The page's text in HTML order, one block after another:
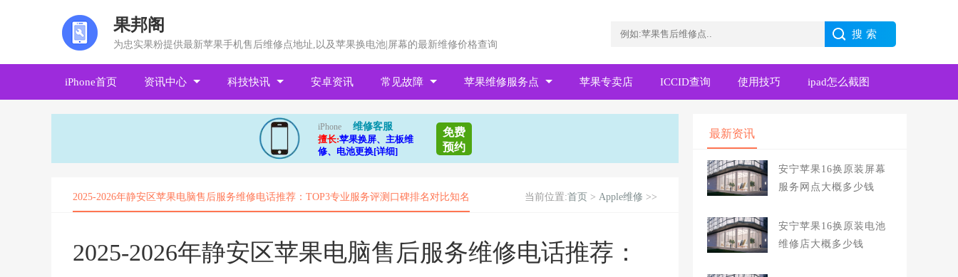
果邦阁
为忠实果粉提供最新苹果手机售后维修点地址,以及苹果换电池|屏幕的最新维修价格查询
iPhone首页 资讯中心 科技快讯 安卓资讯 常见故障 苹果维修服务点 苹果专卖店 ICCID查询 使用技巧 ipad怎么截图
iPhone
维修客服
擅长:苹果换屏、主板维
修、电池更换[详细]
免费
预约
2025-2026年静安区苹果电脑售后服务维修电话推荐：TOP3专业服务评测口碑排名对比知名 当前位置:首页 > Apple维修 >>
2025-2026年静安区苹果电脑售后服务维修电话推荐：
最新资讯
安宁苹果16换原装屏幕
服务网点大概多少钱
安宁苹果16换原装电池
维修店大概多少钱